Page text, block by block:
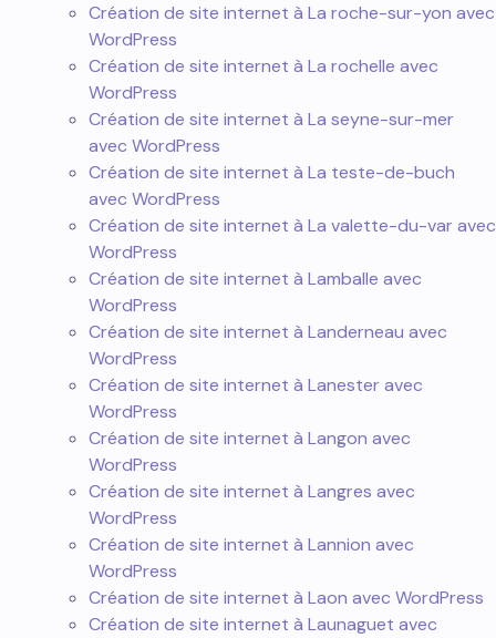
Création de site internet à La roche-sur-yon avec
WordPress
Création de site internet à La rochelle avec
WordPress
Création de site internet à La seyne-sur-mer
avec WordPress
Création de site internet à La teste-de-buch
avec WordPress
Création de site internet à La valette-du-var avec
WordPress
Création de site internet à Lamballe avec
WordPress
Création de site internet à Landerneau avec
WordPress
Création de site internet à Lanester avec
WordPress
Création de site internet à Langon avec
WordPress
Création de site internet à Langres avec
WordPress
Création de site internet à Lannion avec
WordPress
Création de site internet à Laon avec WordPress
Création de site internet à Launaguet avec